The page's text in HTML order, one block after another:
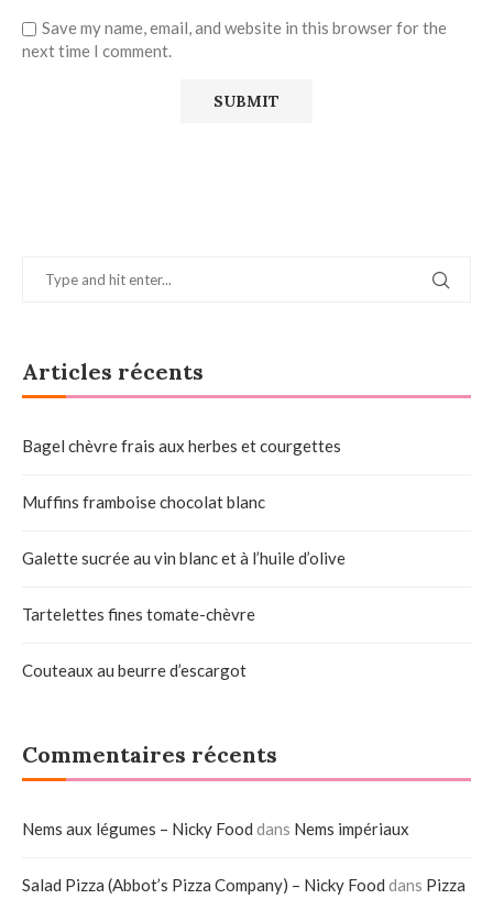
Save my name, email, and website in this browser for the
next time I comment.
Articles récents
Bagel chèvre frais aux herbes et courgettes
Muffins framboise chocolat blanc
Galette sucrée au vin blanc et à l’huile d’olive
Tartelettes fines tomate-chèvre
Couteaux au beurre d’escargot
Commentaires récents
Nems aux légumes – Nicky Food dans Nems impériaux
Salad Pizza (Abbot’s Pizza Company) – Nicky Food dans Pizza